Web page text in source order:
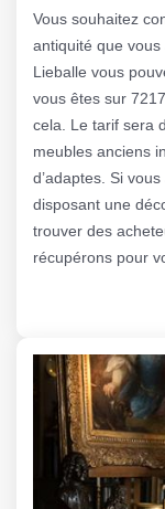
Vous souhaitez
antiquité que vous
Lieballe vous
vous êtes sur
cela. Le tarif sera
meubles anciens
d’adaptes. Si
disposant une
trouver des
récupérons pour